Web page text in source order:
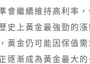
會繼續維持高利率
史上黃金最強勁的
黃金仍可能因保值需
逐漸成為黃金最大